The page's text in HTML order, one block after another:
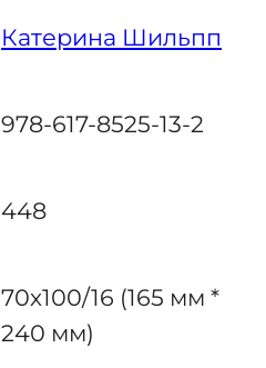
Катерина Шильпп
978-617-8525-13-2
448
70х100/16 (165 мм *
240 мм)